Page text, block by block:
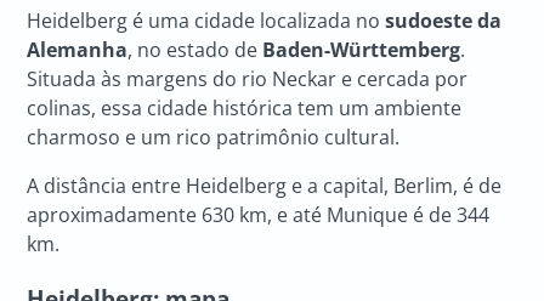
Heidelberg é uma cidade localizada nosudoeste da
Alemanha, no estado de Baden-Württemberg.
Situada às margens do rio Neckar e cercada por
colinas, essa cidade histórica tem um ambiente
charmoso e um rico patrimônio cultural.
A distância entre Heidelberg e a capital, Berlim, é de
aproximadamente 630 km, e até Munique é de 344
km.